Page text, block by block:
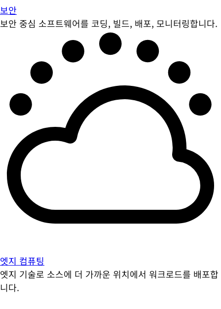
보안
보안 중심 소프트웨어를 코딩, 빌드, 배포, 모니터링합니다.
엣지 컴퓨팅
엣지 기술로 소스에 더 가까운 위치에서 워크로드를 배포합
니다.